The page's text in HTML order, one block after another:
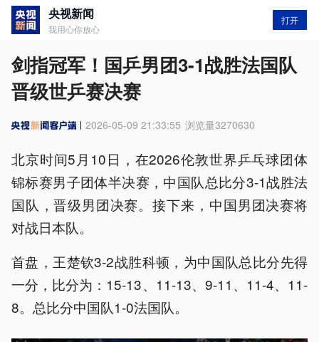
央视新闻
我用心你放心
打开
剑指冠军！国乒男团3-1战胜法国队
晋级世乒赛决赛
2026-05-09 21:33:55 浏览量3270630
北京时间5月10日，在2026伦敦世界乒乓球团体
锦标赛男子团体半决赛，中国队总比分3-1战胜法
国队，晋级男团决赛。接下来，​中国男团决赛将
对战日本队。
首盘，王楚钦3-2战胜科顿，为中国队总比分先得
一分，比分为：15-13、11-13、9-11、11-4、11-
8。总比分中国队1-0法国队。